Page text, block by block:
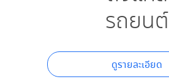
รถยนต์
ดูรายละเอียด